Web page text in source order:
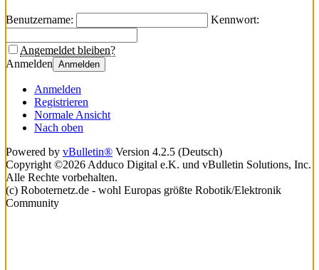
Benutzername: Kennwort:
Angemeldet bleiben?
Anmelden Anmelden
Anmelden
Registrieren
Normale Ansicht
Nach oben
Powered by vBulletin® Version 4.2.5 (Deutsch)
Copyright ©2026 Adduco Digital e.K. und vBulletin Solutions, Inc.
Alle Rechte vorbehalten.
(c) Roboternetz.de - wohl Europas größte Robotik/Elektronik
Community